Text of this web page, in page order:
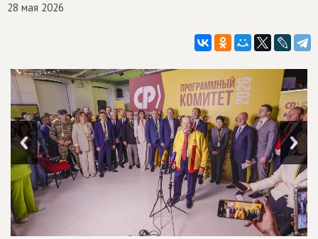
28 мая 2026